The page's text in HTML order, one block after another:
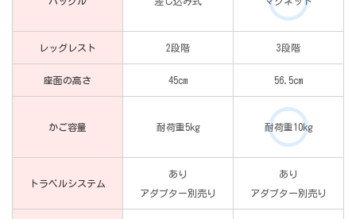
レッグレスト 2段階 3段階
座面の高さ 45cm 56.5cm
かご容量 耐荷重5kg 耐荷重10kg
トラベルシステム
あり
アダプター別売り
あり
アダプター別売り